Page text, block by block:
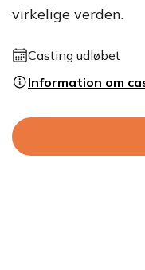
virkelige verden.
Casting udløbet
Information om